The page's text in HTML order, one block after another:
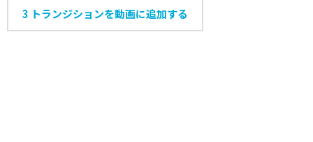
3 トランジションを動画に追加する